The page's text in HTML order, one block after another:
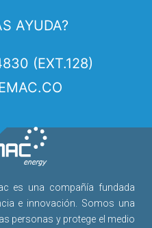
AYUDA?
(EXT.128)
es una compañía fundada
e innovación. Somos una
personas y protege el medio